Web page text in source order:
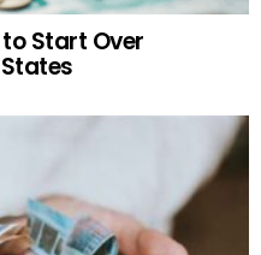
Start Over